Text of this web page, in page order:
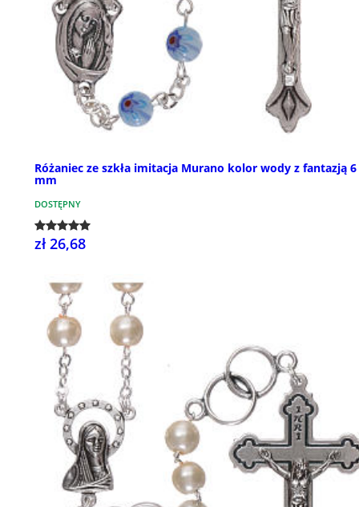
Różaniec ze szkła imitacja Murano kolor wody z fantazją 6
mm
DOSTĘPNY
zł 26,68